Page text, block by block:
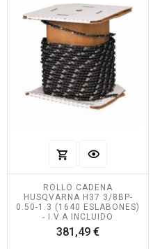
ROLLO CADENA
HUSQVARNA H37 3/8BP-
0.50-1.3 (1640 ESLABONES)
- I.V.A INCLUIDO
381,49 €Precio